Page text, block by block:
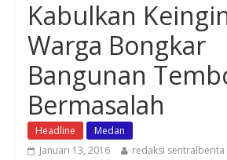
Kabulkan
Warga Bongkar
Bangunan
Bermasalah
Headline
Medan
Januari 13, 2016
redaksi sentralberita